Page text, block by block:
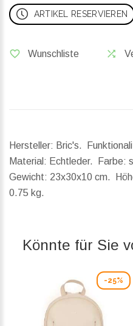
ARTIKEL RESERVIEREN
Wunschliste
Hersteller: Bric's.
Material: Echtleder. Farbe:
Gewicht: 23x30x10 cm.
0.75 kg.
Könnte für Sie
-25%